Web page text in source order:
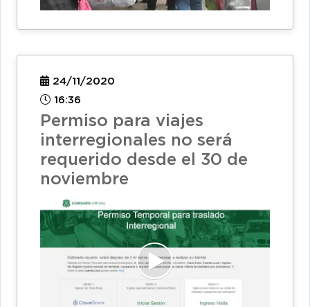
24/11/2020
16:36
Permiso para viajes
interregionales no será
requerido desde el 30 de
noviembre